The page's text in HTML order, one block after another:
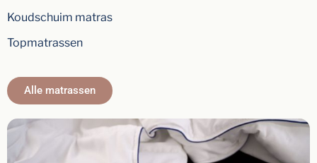
Koudschuim matras
Topmatrassen
Alle matrassen